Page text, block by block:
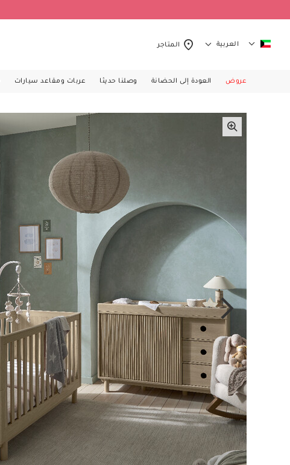
العربية المتاجر
عروض العودة إلى الحضانة وصلنا حديثا عربات ومقاعد سيارات